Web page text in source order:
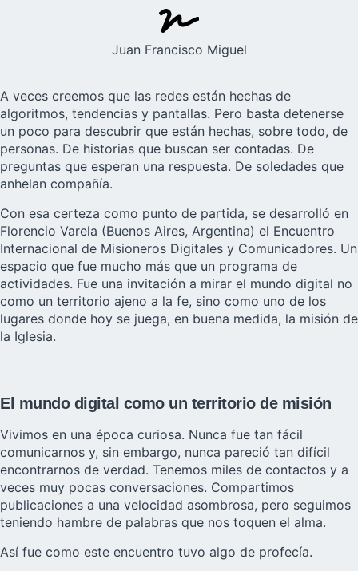
Juan Francisco Miguel
A veces creemos que las redes están hechas de
algoritmos, tendencias y pantallas. Pero basta detenerse
un poco para descubrir que están hechas, sobre todo, de
personas. De historias que buscan ser contadas. De
preguntas que esperan una respuesta. De soledades que
anhelan compañía.
Con esa certeza como punto de partida, se desarrolló en
Florencio Varela (Buenos Aires, Argentina) el Encuentro
Internacional de Misioneros Digitales y Comunicadores. Un
espacio que fue mucho más que un programa de
actividades. Fue una invitación a mirar el mundo digital no
como un territorio ajeno a la fe, sino como uno de los
lugares donde hoy se juega, en buena medida, la misión de
la Iglesia.
El mundo digital como un territorio de misión
Vivimos en una época curiosa. Nunca fue tan fácil
comunicarnos y, sin embargo, nunca pareció tan difícil
encontrarnos de verdad. Tenemos miles de contactos y a
veces muy pocas conversaciones. Compartimos
publicaciones a una velocidad asombrosa, pero seguimos
teniendo hambre de palabras que nos toquen el alma.
Así fue como este encuentro tuvo algo de profecía.